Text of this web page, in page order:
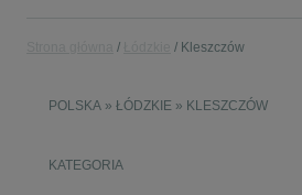
Kleszczów
POLSKA » ŁÓDZKIE » KLESZCZÓW
KATEGORIA